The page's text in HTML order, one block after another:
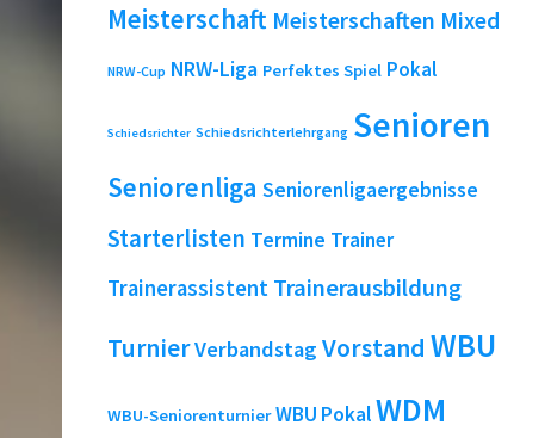
Meisterschaft Meisterschaften Mixed
NRW-Cup NRW-Liga Perfektes Spiel Pokal
Schiedsrichter Schiedsrichterlehrgang Senioren
Seniorenliga Seniorenligaergebnisse
Starterlisten Termine Trainer
Trainerassistent Trainerausbildung
TurnierVerbandstag Vorstand WBU
WBU-Seniorenturnier WBU PokalWDM